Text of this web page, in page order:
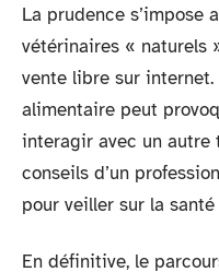
La prudence s’impose
vétérinaires « naturels
vente libre sur
alimentaire peut
interagir avec un autre
conseils d’un
pour veiller sur la
En définitive, le